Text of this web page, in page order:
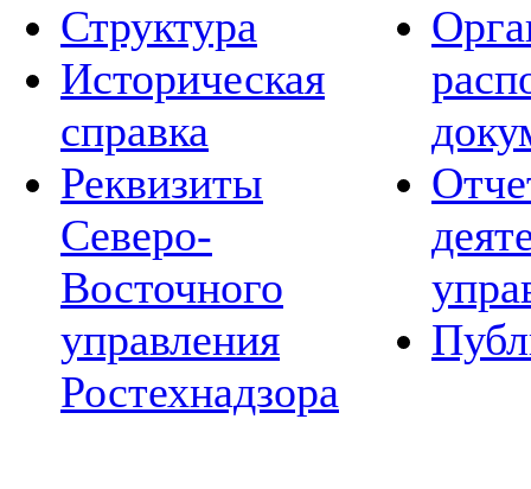
Структура
Историческая
справка
Реквизиты
Северо-
Восточного
управления
Ростехнадзора